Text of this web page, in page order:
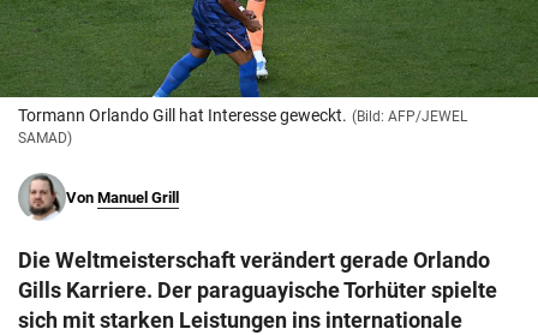
© Krone Multimedia GmbH & Co KG 2026
Muthgasse 2, 1190 Wien
Tormann Orlando Gill hat Interesse geweckt. (Bild: AFP/JEWEL
SAMAD)
Von Manuel Grill
Die Weltmeisterschaft verändert gerade Orlando
Gills Karriere. Der paraguayische Torhüter spielte
sich mit starken Leistungen ins internationale